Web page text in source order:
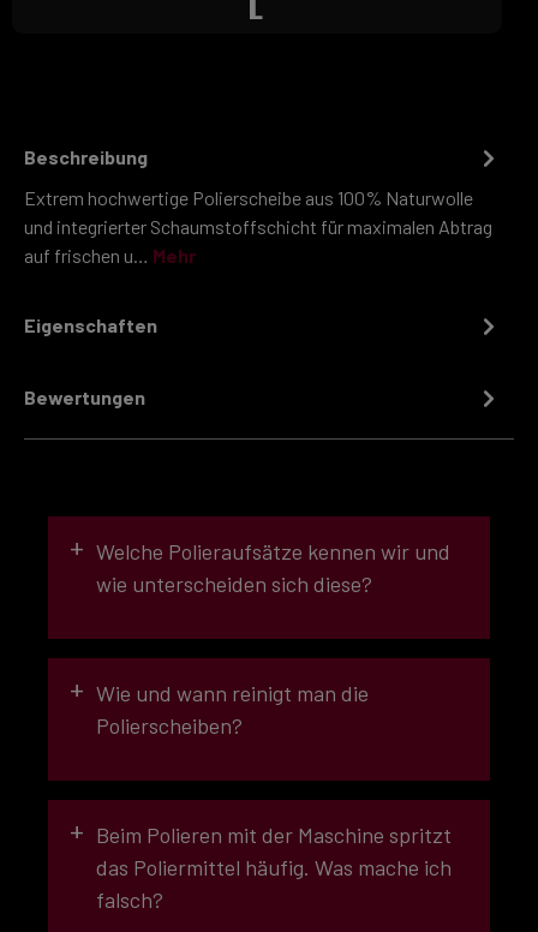
Beschreibung
Extrem hochwertige Polierscheibe aus 100% Naturwolle
und integrierter Schaumstoffschicht für maximalen Abtrag
auf frischen u… Mehr
Eigenschaften
Bewertungen
+ Welche Polieraufsätze kennen wir und
wie unterscheiden sich diese?
+ Wie und wann reinigt man die
Polierscheiben?
+ Beim Polieren mit der Maschine spritzt
das Poliermittel häufig. Was mache ich
falsch?